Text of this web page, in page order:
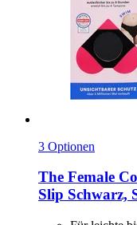
3 Optionen
The Female
Slip Schwarz,